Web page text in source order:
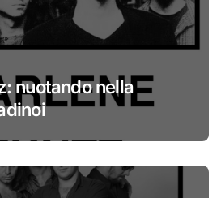
nuotando nella